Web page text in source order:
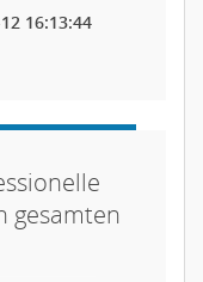
16:13:44
gesamten